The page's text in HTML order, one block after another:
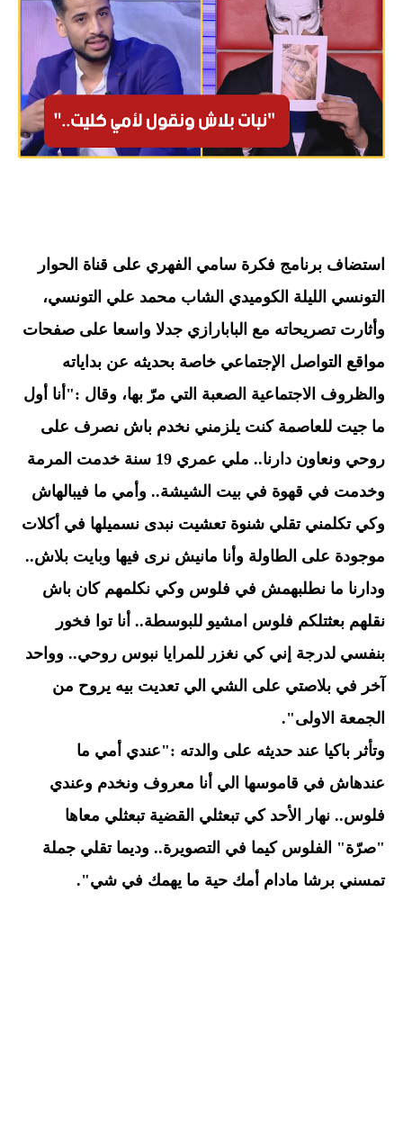
استضاف برنامج فكرة سامي الفهري على قناة الحوار
التونسي الليلة الكوميدي الشاب محمد علي التونسي،
وأثارت تصريحاته مع البابارازي جدلا واسعا على صفحات
مواقع التواصل الإجتماعي خاصة بحديثه عن بداياته
والظروف الاجتماعية الصعبة التي مرّ بها، وقال :"أنا أول
ما جيت للعاصمة كنت يلزمني نخدم باش نصرف على
روحي ونعاون دارنا.. ملي عمري 19 سنة خدمت المرمة
وخدمت في قهوة في بيت الشيشة.. وأمي ما فيبالهاش
وكي تكلمني تقلي شنوة تعشيت نبدى نسميلها في أكلات
موجودة على الطاولة وأنا مانيش نرى فيها وبايت بلاش..
ودارنا ما نطلبهمش في فلوس وكي نكلمهم كان باش
نقلهم بعثتلكم فلوس امشيو للبوسطة.. أنا توا فخور
بنفسي لدرجة إني كي نغزر للمرايا نبوس روحي.. وواحد
آخر في بلاصتي على الشي الي تعديت بيه يروح من
الجمعة الاولى".
وتأثر باكيا عند حديثه على والدته :"عندي أمي ما
عندهاش في قاموسها الي أنا معروف ونخدم وعندي
فلوس.. نهار الأحد كي تبعثلي القضية تبعثلي معاها
"صرّة" الفلوس كيما في التصويرة.. وديما تقلي جملة
تمسني برشا مادام أمك حية ما يهمك في شي".